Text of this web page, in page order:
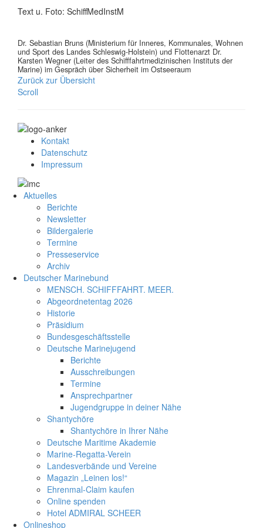
Text u. Foto: SchiffMedInstM
Dr. Sebastian Bruns (Ministerium für Inneres, Kommunales, Wohnen
und Sport des Landes Schleswig-Holstein) und Flottenarzt Dr.
Karsten Wegner (Leiter des Schifffahrtmedizinischen Instituts der
Marine) im Gespräch über Sicherheit im Ostseeraum
Zurück zur Übersicht
Scroll
Kontakt
Datenschutz
Impressum
Aktuelles
Berichte
Newsletter
Bildergalerie
Termine
Presseservice
Archiv
Deutscher Marinebund
MENSCH. SCHIFFFAHRT. MEER.
Abgeordnetentag 2026
Historie
Präsidium
Bundesgeschäftsstelle
Deutsche Marinejugend
Berichte
Ausschreibungen
Termine
Ansprechpartner
Jugendgruppe in deiner Nähe
Shantychöre
Shantychöre in Ihrer Nähe
Deutsche Maritime Akademie
Marine-Regatta-Verein
Landesverbände und Vereine
Magazin „Leinen los!“
Ehrenmal-Claim kaufen
Online spenden
Hotel ADMIRAL SCHEER
Onlineshop